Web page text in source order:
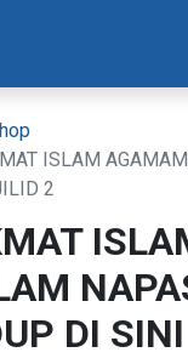
ISLAM
2
DI